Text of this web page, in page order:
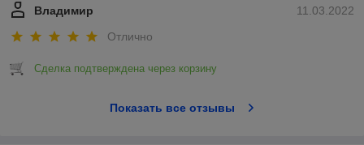
11.03.2022
Владимир
Отлично
Сделка подтверждена через корзину
Показать все отзывы